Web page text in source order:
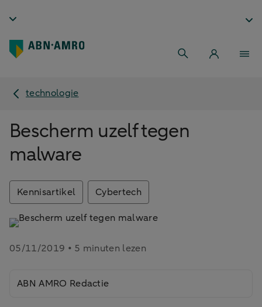
technologie
Bescherm uzelf tegen
malware
Kennisartikel Cybertech
05/11/2019 • 5 minuten lezen
ABN AMRO Redactie